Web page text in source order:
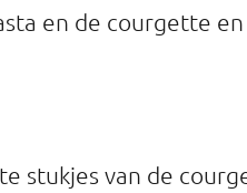
en de courgette
stukjes van de